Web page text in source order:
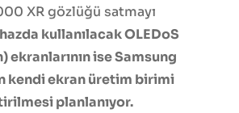
XR gözlüğü satmayı
kullanılacak OLEDoS
ekranlarının ise Samsung
kendi ekran üretim birimi
planlanıyor.